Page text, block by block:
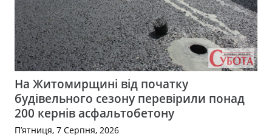
На Житомирщині від початку
будівельного сезону перевірили понад
200 кернів асфальтобетону
П’ятниця, 7 Серпня, 2026